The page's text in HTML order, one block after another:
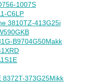
1007S
C6LP
3810TZ-413G25i
B9704G50Makk
8372T-373G25Mikk